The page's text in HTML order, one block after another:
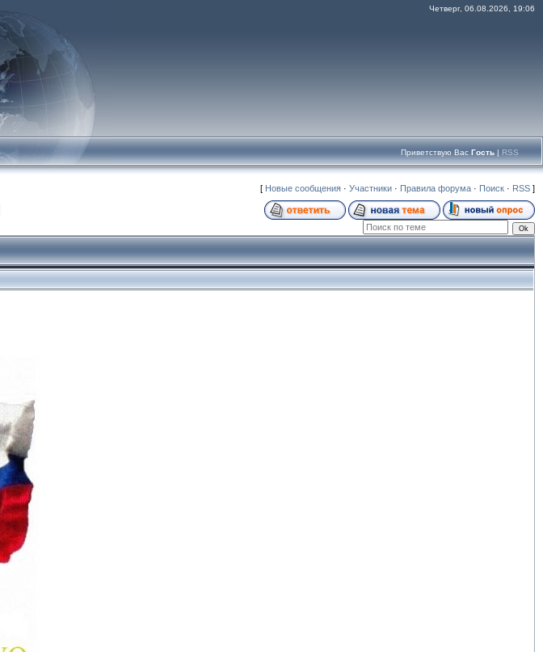
Четверг, 06.08.2026, 19:06
Приветствую Вас Гость | RSS
[ Новые сообщения · Участники · Правила форума · Поиск · RSS ]